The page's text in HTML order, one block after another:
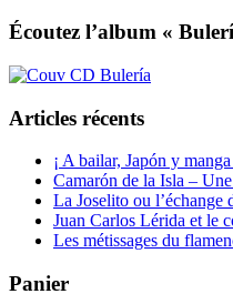
Écoutez l’album «
Articles récents
¡ A bailar, Japón y
Camarón de la Isla –
La Joselito ou l’échange
Juan Carlos Lérida et le
Les métissages du
Panier